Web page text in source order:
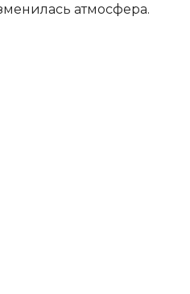
атмосфера.